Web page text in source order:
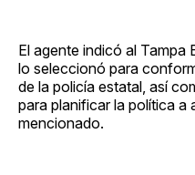
El agente indicó al
lo seleccionó para
de la policía estatal, así
para planificar la política
mencionado.